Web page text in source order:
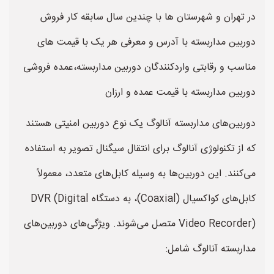
در تهران و شهرستان ها با چندین سال سابقه کار فروش
دوربین مداربسته با آدرس و معرفی هر یک با قیمت های
مناسب و رقابتی واردکنندگان دوربین مداربسته،عمده فروشی
دوربین مداربسته با قیمت عمده و ارزان
دوربین‌های مداربسته آنالوگ یک نوع دوربین امنیتی هستند
که از تکنولوژی آنالوگ برای انتقال سیگنال تصویر به استفاده
می‌کنند. این دوربین‌ها به وسیله کابل‌های متعدد، معمولاً
کابل‌های کواکسیال (Coaxial)، به دستگاه DVR (Digital
Video Recorder) متصل می‌شوند. ویژگی‌های دوربین‌های
مداربسته آنالوگ شامل: